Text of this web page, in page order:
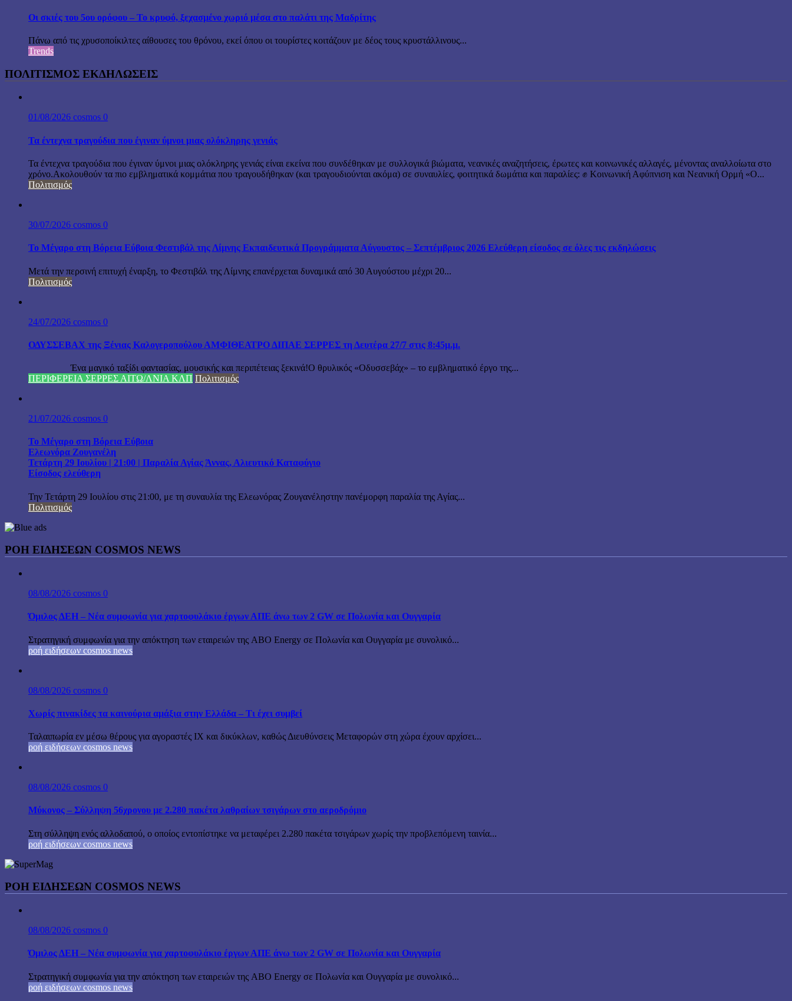
Οι σκιές του 5ου ορόφου – Το κρυφό, ξεχασμένο χωριό μέσα στο παλάτι της Μαδρίτης
Πάνω από τις χρυσοποίκιλτες αίθουσες του θρόνου, εκεί όπου οι τουρίστες κοιτάζουν με δέος τους κρυστάλλινους...
Trends
ΠΟΛΙΤΙΣΜΟΣ ΕΚΔΗΛΩΣΕΙΣ
01/08/2026 cosmos 0
Τα έντεχνα τραγούδια που έγιναν ύμνοι μιας ολόκληρης γενιάς
Τα έντεχνα τραγούδια που έγιναν ύμνοι μιας ολόκληρης γενιάς είναι εκείνα που συνδέθηκαν με συλλογικά βιώματα, νεανικές αναζητήσεις, έρωτες και κοινωνικές αλλαγές, μένοντας αναλλοίωτα στο
χρόνο.Ακολουθούν τα πιο εμβληματικά κομμάτια που τραγουδήθηκαν (και τραγουδιούνται ακόμα) σε συναυλίες, φοιτητικά δωμάτια και παραλίες: ✊ Κοινωνική Αφύπνιση και Νεανική Ορμή «Ο...
Πολιτισμός
30/07/2026 cosmos 0
Το Μέγαρο στη Βόρεια Εύβοια Φεστιβάλ της Λίμνης Εκπαιδευτικά Προγράμματα Αύγουστος – Σεπτέμβριος 2026 Ελεύθερη είσοδος σε όλες τις εκδηλώσεις
Μετά την περσινή επιτυχή έναρξη, το Φεστιβάλ της Λίμνης επανέρχεται δυναμικά από 30 Αυγούστου μέχρι 20...
Πολιτισμός
24/07/2026 cosmos 0
ΟΔΥΣΣΕΒΑΧ της Ξένιας Καλογεροπούλου ΑΜΦΙΘΕΑΤΡΟ ΔΙΠΑΕ ΣΕΡΡΕΣ τη Δευτέρα 27/7 στις 8:45μ.μ.
Ένα μαγικό ταξίδι φαντασίας, μουσικής και περιπέτειας ξεκινά!Ο θρυλικός «Οδυσσεβάχ» – το εμβληματικό έργο της...
ΠΕΡΙΦΕΡΕΙΑ ΣΕΡΡΕΣ ΑΙΤΩ/ΛΝΙΑ ΚΛΠ Πολιτισμός
21/07/2026 cosmos 0
Το Μέγαρο στη Βόρεια Εύβοια
Ελεωνόρα Ζουγανέλη
Τετάρτη 29 Ιουλίου | 21:00 | Παραλία Αγίας Άννας, Αλιευτικό Καταφύγιο
Είσοδος ελεύθερη
Την Τετάρτη 29 Ιουλίου στις 21:00, με τη συναυλία της Ελεωνόρας Ζουγανέληστην πανέμορφη παραλία της Αγίας...
Πολιτισμός
ΡΟΗ ΕΙΔΗΣΕΩΝ COSMOS NEWS
08/08/2026 cosmos 0
Όμιλος ΔΕΗ – Νέα συμφωνία για χαρτοφυλάκιο έργων ΑΠΕ άνω των 2 GW σε Πολωνία και Ουγγαρία
Στρατηγική συμφωνία για την απόκτηση των εταιρειών της ABO Energy σε Πολωνία και Ουγγαρία με συνολικό...
ροή ειδήσεων cosmos news
08/08/2026 cosmos 0
Χωρίς πινακίδες τα καινούρια αμάξια στην Ελλάδα – Τι έχει συμβεί
Ταλαιπωρία εν μέσω θέρους για αγοραστές ΙΧ και δικύκλων, καθώς Διευθύνσεις Μεταφορών στη χώρα έχουν αρχίσει...
ροή ειδήσεων cosmos news
08/08/2026 cosmos 0
Μύκονος – Σύλληψη 56χρονου με 2.280 πακέτα λαθραίων τσιγάρων στο αεροδρόμιο
Στη σύλληψη ενός αλλοδαπού, ο οποίος εντοπίστηκε να μεταφέρει 2.280 πακέτα τσιγάρων χωρίς την προβλεπόμενη ταινία...
ροή ειδήσεων cosmos news
ΡΟΉ ΕΙΔΉΣΕΩΝ COSMOS NEWS
08/08/2026 cosmos 0
Όμιλος ΔΕΗ – Νέα συμφωνία για χαρτοφυλάκιο έργων ΑΠΕ άνω των 2 GW σε Πολωνία και Ουγγαρία
Στρατηγική συμφωνία για την απόκτηση των εταιρειών της ABO Energy σε Πολωνία και Ουγγαρία με συνολικό...
ροή ειδήσεων cosmos news